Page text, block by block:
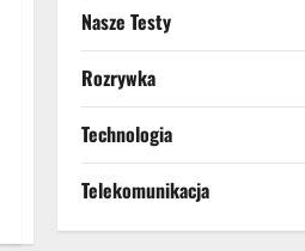
Nasze Testy
Rozrywka
Technologia
Telekomunikacja